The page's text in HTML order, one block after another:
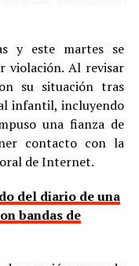
y este martes se
violación. Al revisar
su situación tras
infantil, incluyendo
una fianza de
contacto con la
de Internet.
del diario de una
bandas de